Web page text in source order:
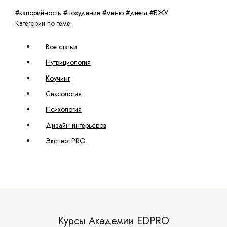
#калорийность #похудение #меню #диета #БЖУ
Категории по теме:
Все статьи
Нутрициология
Коучинг
Сексология
Психология
Дизайн интерьеров
Эксперт.PRO
Курсы Академии EDPRO